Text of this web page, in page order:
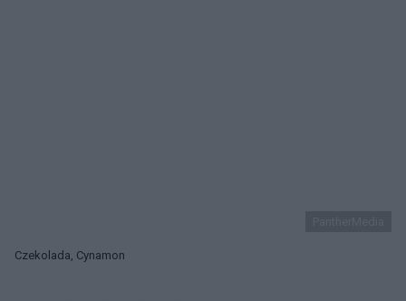
Czekolada, Cynamon